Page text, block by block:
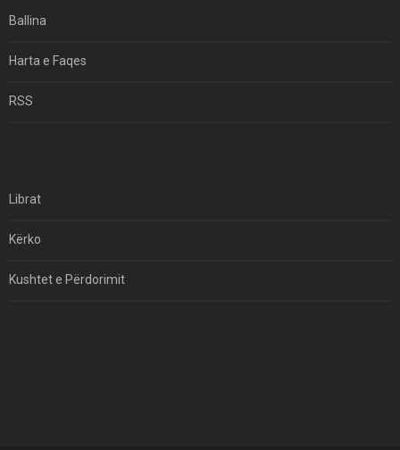
Ballina
Harta e Faqes
RSS
Librat
Kërko
Kushtet e Përdorimit